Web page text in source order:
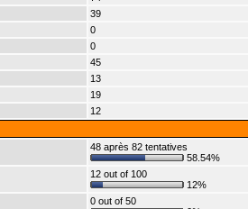
39
0
0
45
13
19
12
48 après 82 tentatives
58.54%
12 out of 100
12%
0 out of 50